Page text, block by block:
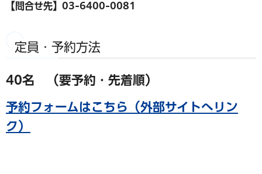
【問合せ先】03-6400-0081
定員・予約方法
40名 （要予約・先着順）
予約フォームはこちら（外部サイトへリン
ク）